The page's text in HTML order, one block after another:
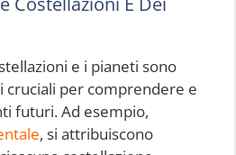
e i pianeti sono
cruciali per comprendere e
futuri. Ad esempio,
, si attribuiscono